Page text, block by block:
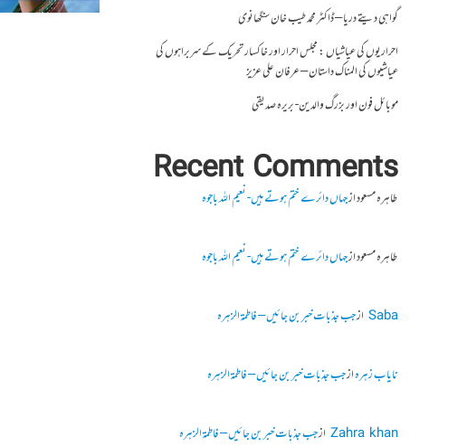
گواہی دیتے دریا – ڈاکٹر محمد طیب خان سنگھانوی
احراریوں کی عیاشیاں : مجلس احرار اور خاکسار تحریک کے سربراہوں کی
عیاشیوں کی المناک داستان – عرفان علی عزیز
موبائل فون اور بزرگ والدین- بریرہ صدیقی
Recent Comments
طاہرہ مسعودازجہاں دائرے ختم ہوتے ہیں- نعیم اللہ باجوہ
طاہرہ مسعودازجہاں دائرے ختم ہوتے ہیں- نعیم اللہ باجوہ
Sabaازجب جذبات خبر بن جائیں – فاطمۃالزہرہ
نایاب زہرہازجب جذبات خبر بن جائیں – فاطمۃالزہرہ
Zahra khanازجب جذبات خبر بن جائیں – فاطمۃالزہرہ